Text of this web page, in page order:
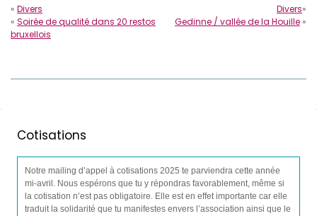
« Divers
« Soirée de qualité dans 20 restos
bruxellois
Divers»
Gedinne / vallée de la Houille »
Cotisations
Notre mailing d’appel à cotisations 2025 te parviendra cette année
mi-avril. Nous espérons que tu y répondras favorablement, même si
la cotisation n’est pas obligatoire. Elle est en effet importante car elle
traduit la solidarité que tu manifestes envers l’association ainsi que le